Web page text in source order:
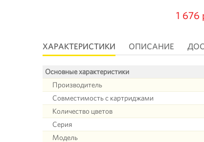
1 676
ХАРАКТЕРИСТИКИ ОПИСАНИЕ
Основные характеристики
Производитель
Совместимость с картриджами
Количество цветов
Серия
Модель